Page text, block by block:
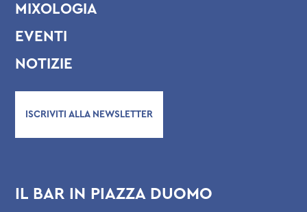
MIXOLOGIA
EVENTI
NOTIZIE
ISCRIVITI ALLA NEWSLETTER
IL BAR IN PIAZZA DUOMO